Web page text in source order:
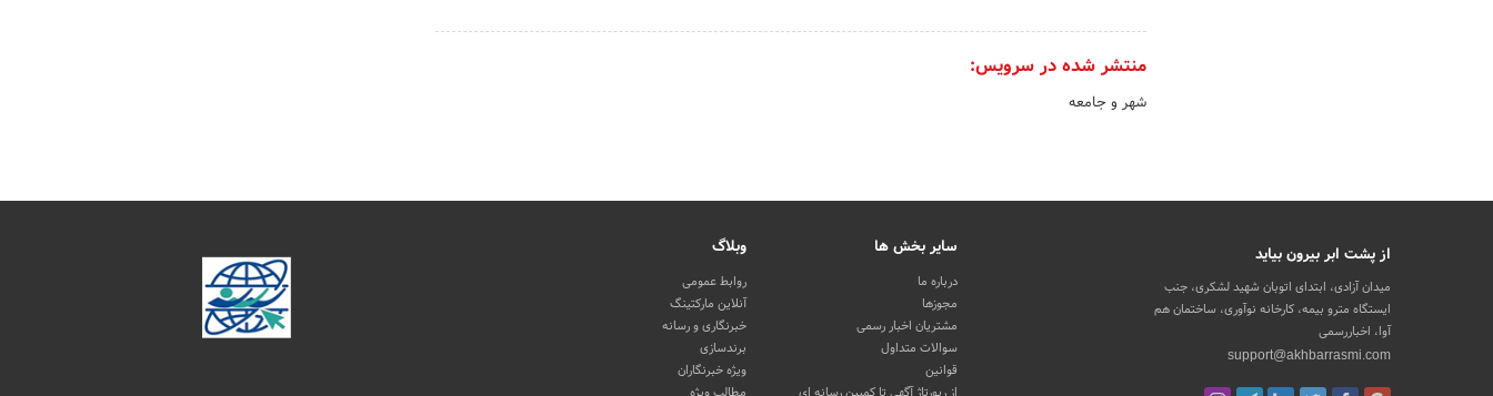
منتشر شده در سرویس:
شهر و جامعه
از پشت ابر بیرون بیاید
میدان آزادی، ابتدای اتوبان شهید لشکری، جنب
ایستگاه مترو بیمه، کارخانه نوآوری، ساختمان هم
آوا، اخباررسمی
support@akhbarrasmi.com
سایر بخش ها
درباره ما
مجوزها
مشتریان اخبار رسمی
سوالات متداول
قوانین
وبلاگ
روابط عمومی
آنلاین مارکتینگ
خبرنگاری و رسانه
برندسازی
ویژه خبرنگاران